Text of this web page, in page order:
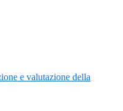
e valutazione della